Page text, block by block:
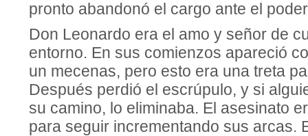
pronto abandonó el cargo ante el
Don Leonardo era el amo y señor de
entorno. En sus comienzos apareció
un mecenas, pero esto era una treta
Después perdió el escrúpulo, y si
su camino, lo eliminaba. El asesinato
para seguir incrementando sus arcas.